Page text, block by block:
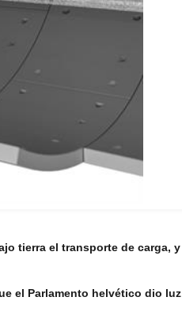
tierra el transporte de carga, y
el Parlamento helvético dio luz